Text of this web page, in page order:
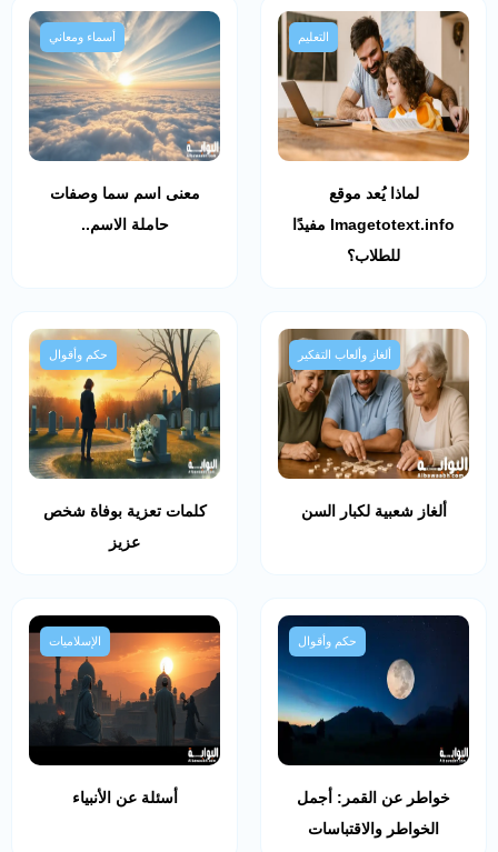
التعليم
لماذا يُعد موقع
Imagetotext.info مفيدًا
للطلاب؟
أسماء ومعاني
معنى اسم سما وصفات
حاملة الاسم..
ألغاز وألعاب التفكير
ألغاز شعبية لكبار السن
حكم وأقوال
كلمات تعزية بوفاة شخص
عزيز
حكم وأقوال
خواطر عن القمر: أجمل
الخواطر والاقتباسات
الإسلاميات
أسئلة عن الأنبياء